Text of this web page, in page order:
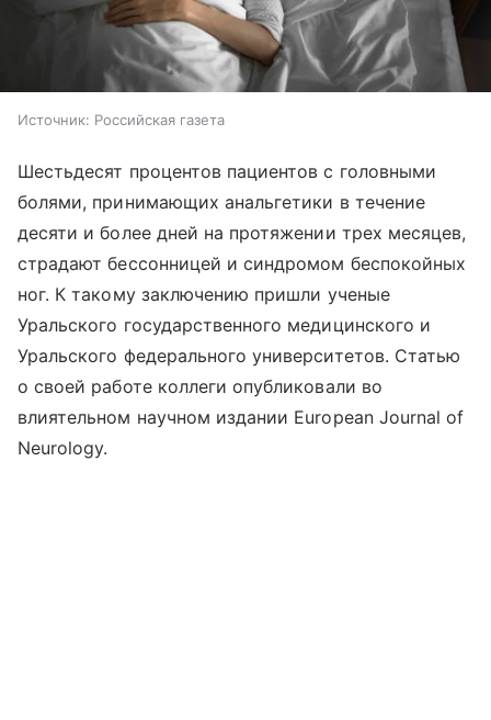
Источник: Российская газета
Шестьдесят процентов пациентов с головными
болями, принимающих анальгетики в течение
десяти и более дней на протяжении трех месяцев,
страдают бессонницей и синдромом беспокойных
ног. К такому заключению пришли ученые
Уральского государственного медицинского и
Уральского федерального университетов. Статью
о своей работе коллеги опубликовали во
влиятельном научном издании European Journal of
Neurology.